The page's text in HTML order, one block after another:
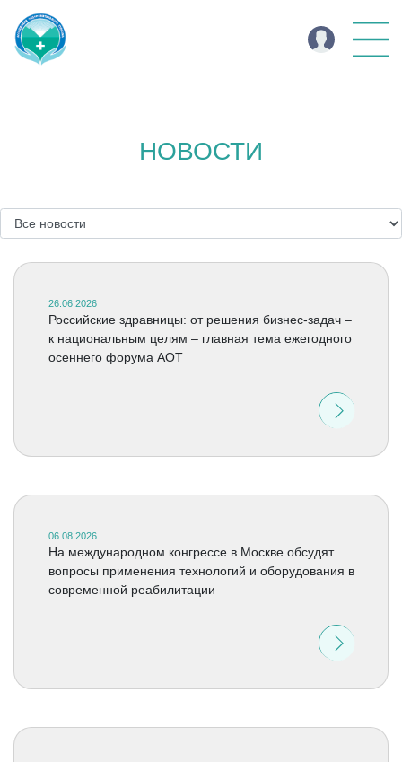
НОВОСТИ
26.06.2026
Российские здравницы: от решения бизнес-задач –
к национальным целям – главная тема ежегодного
осеннего форума АОТ
06.08.2026
На международном конгрессе в Москве обсудят
вопросы применения технологий и оборудования в
современной реабилитации